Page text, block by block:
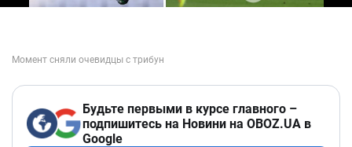
Будьте первыми в курсе главного –
подпишитесь на Новини на OBOZ.UA в
Google